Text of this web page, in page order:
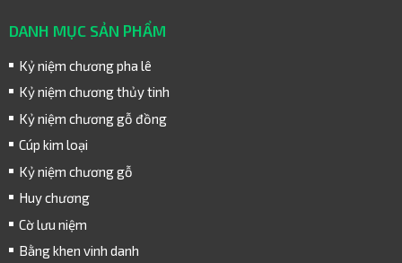
DANH MỤC SẢN PHẨM
Kỷ niệm chương pha lê
Kỷ niệm chương thủy tinh
Kỷ niệm chương gỗ đồng
Cúp kim loại
Kỷ niệm chương gỗ
Huy chương
Cờ lưu niệm
Bằng khen vinh danh